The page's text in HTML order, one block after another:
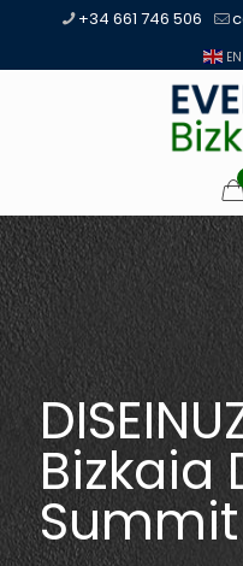
+34 661 746 506
EN
Bizkaia
Summit